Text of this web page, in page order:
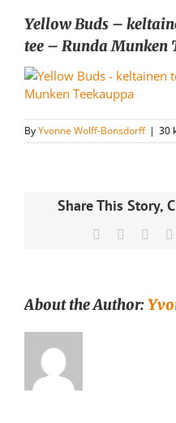
Yellow Buds –
tee – Runda Munken
ByYvonne Wolff-Bonsdorff | 30
Share This Story,
Facebook Reddit
About the Author: